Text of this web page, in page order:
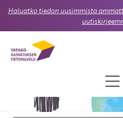
Haluatko tiedon uusimmista
KIRJAUDU SISÄÄN